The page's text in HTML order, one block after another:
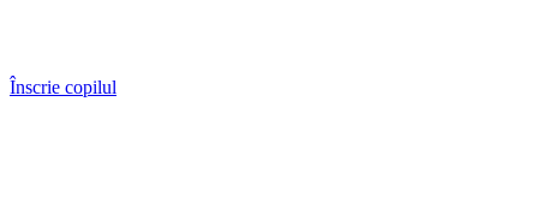
Înscrie copilul